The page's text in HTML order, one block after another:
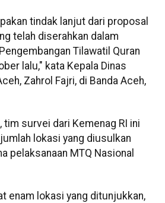
tindak lanjut dari proposal
telah diserahkan dalam
Tilawatil Quran
lalu," kata Kepala Dinas
Zahrol Fajri, di Banda Aceh,
tim survei dari Kemenag RI ini
lokasi yang diusulkan
pelaksanaan MTQ Nasional
enam lokasi yang ditunjukkan,